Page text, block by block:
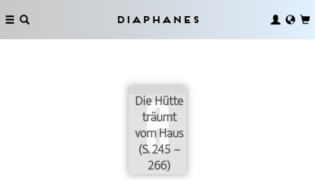
Diaphanes
Die Hütte
träumt
vom Haus
(S. 245 –
266)